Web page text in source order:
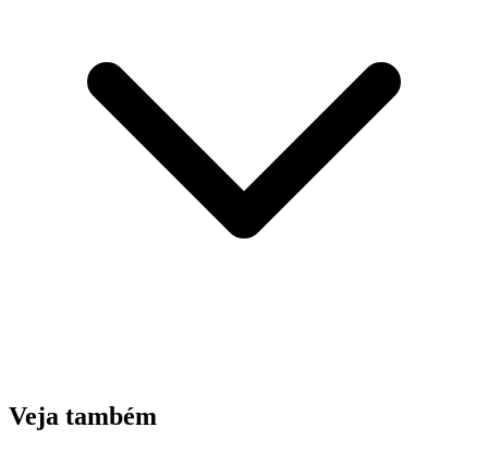
Veja também